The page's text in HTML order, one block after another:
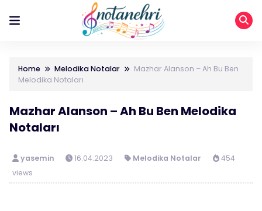
Home Melodika Notalar
Mazhar Alanson – Ah Bu Ben
Melodika Notaları
Mazhar Alanson – Ah Bu Ben Melodika
Notaları
yasemin 16.04.2023 Melodika Notalar
454
views